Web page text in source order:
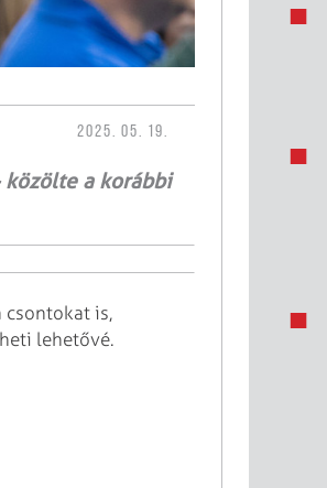
2025. 05. 19.
a korábbi
csontokat is,
lehetővé.